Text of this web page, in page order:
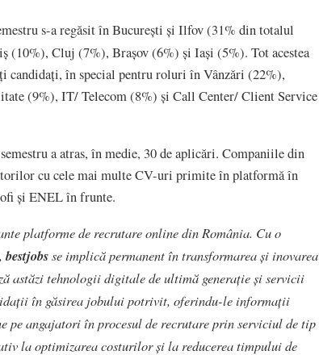
s-a regăsit în București și Ilfov (31% din totalul
(10%), Cluj (7%), Brașov (6%) și Iași (5%). Tot acestea
candidați, în special pentru roluri în Vânzări (22%),
(9%), IT/ Telecom (8%) și Call Center/ Client Service
a atras, în medie, 30 de aplicări. Companiile din
cu cele mai multe CV-uri primite în platformă în
și ENEL în frunte.
platforme de recrutare online din România. Cu o
bestjobsse implică permanent în transformarea și inovarea
astăzi tehnologii digitale de ultimă generație și servicii
în găsirea jobului potrivit, oferindu-le informații
pe angajatori în procesul de recrutare prin serviciul de tip
la optimizarea costurilor și la reducerea timpului de